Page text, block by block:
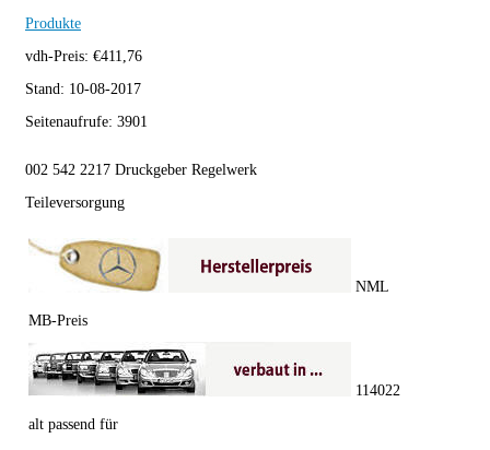
Produkte
vdh-Preis: €411,76
Stand: 10-08-2017
Seitenaufrufe: 3901
002 542 2217 Druckgeber Regelwerk
Teileversorgung
MB-Preis
NML
alt passend für
114022